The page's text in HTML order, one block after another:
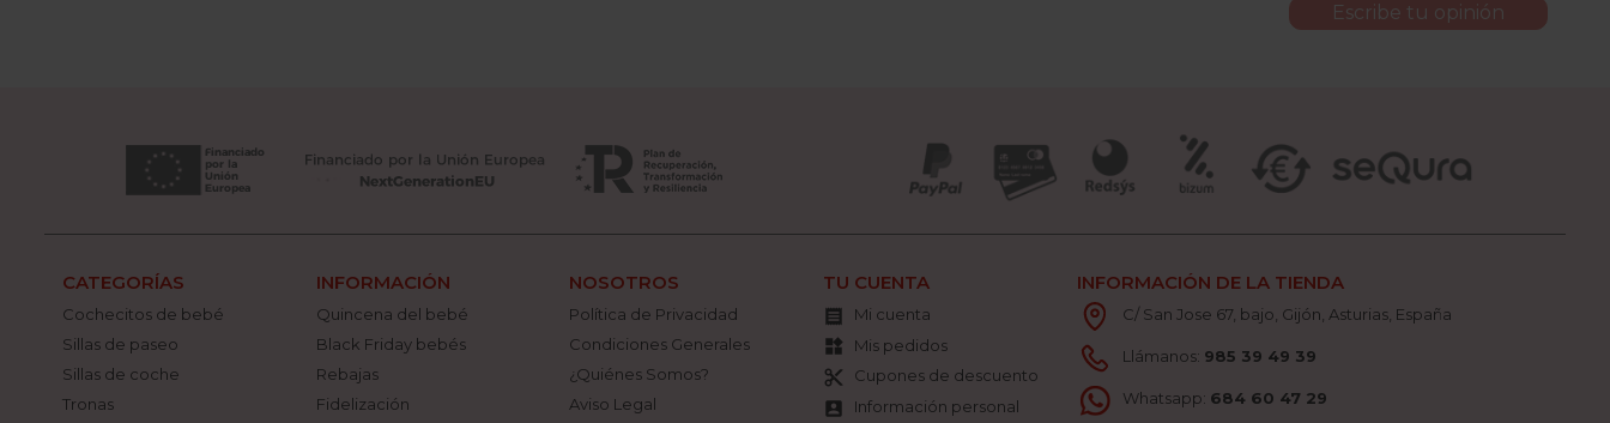
Escribe tu opinión
CATEGORÍAS
Cochecitos de bebé
Sillas de paseo
Sillas de coche
Tronas
INFORMACIÓN
Quincena del bebé
Black Friday bebés
Rebajas
Fidelización
NOSOTROS
Política de Privacidad
Condiciones Generales
¿Quiénes Somos?
Aviso Legal
TU CUENTA
 Mi cuenta
widgets Mis pedidos
content_cut Cupones de descuento
account_box Información personal
INFORMACIÓN DE LA TIENDA
C/ San Jose 67, bajo, Gijón, Asturias, España
Llámanos: 985 39 49 39
Whatsapp: 684 60 47 29